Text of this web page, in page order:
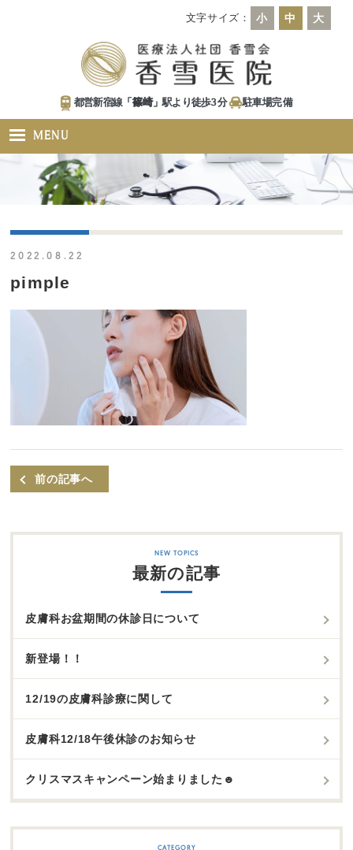
文字サイズ： 小 中 大
都営新宿線「篠崎」駅より徒歩3分 駐車場完備
MENU
2022.08.22
pimple
前の記事へ
最新の記事
皮膚科お盆期間の休診日について
新登場！！
12/19の皮膚科診療に関して
皮膚科12/18午後休診のお知らせ
クリスマスキャンペーン始まりました☻